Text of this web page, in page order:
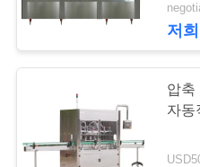
저
희
게
저
압축
자동